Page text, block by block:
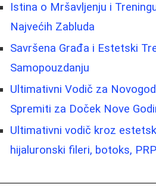
Istina o Mršavljenju i
Najvećih Zabluda
Savršena Građa i Estetski
Samopouzdanju
Ultimativni Vodič za
Spremiti za Doček Nove
Ultimativni vodič kroz
hijaluronski fileri, botoks,